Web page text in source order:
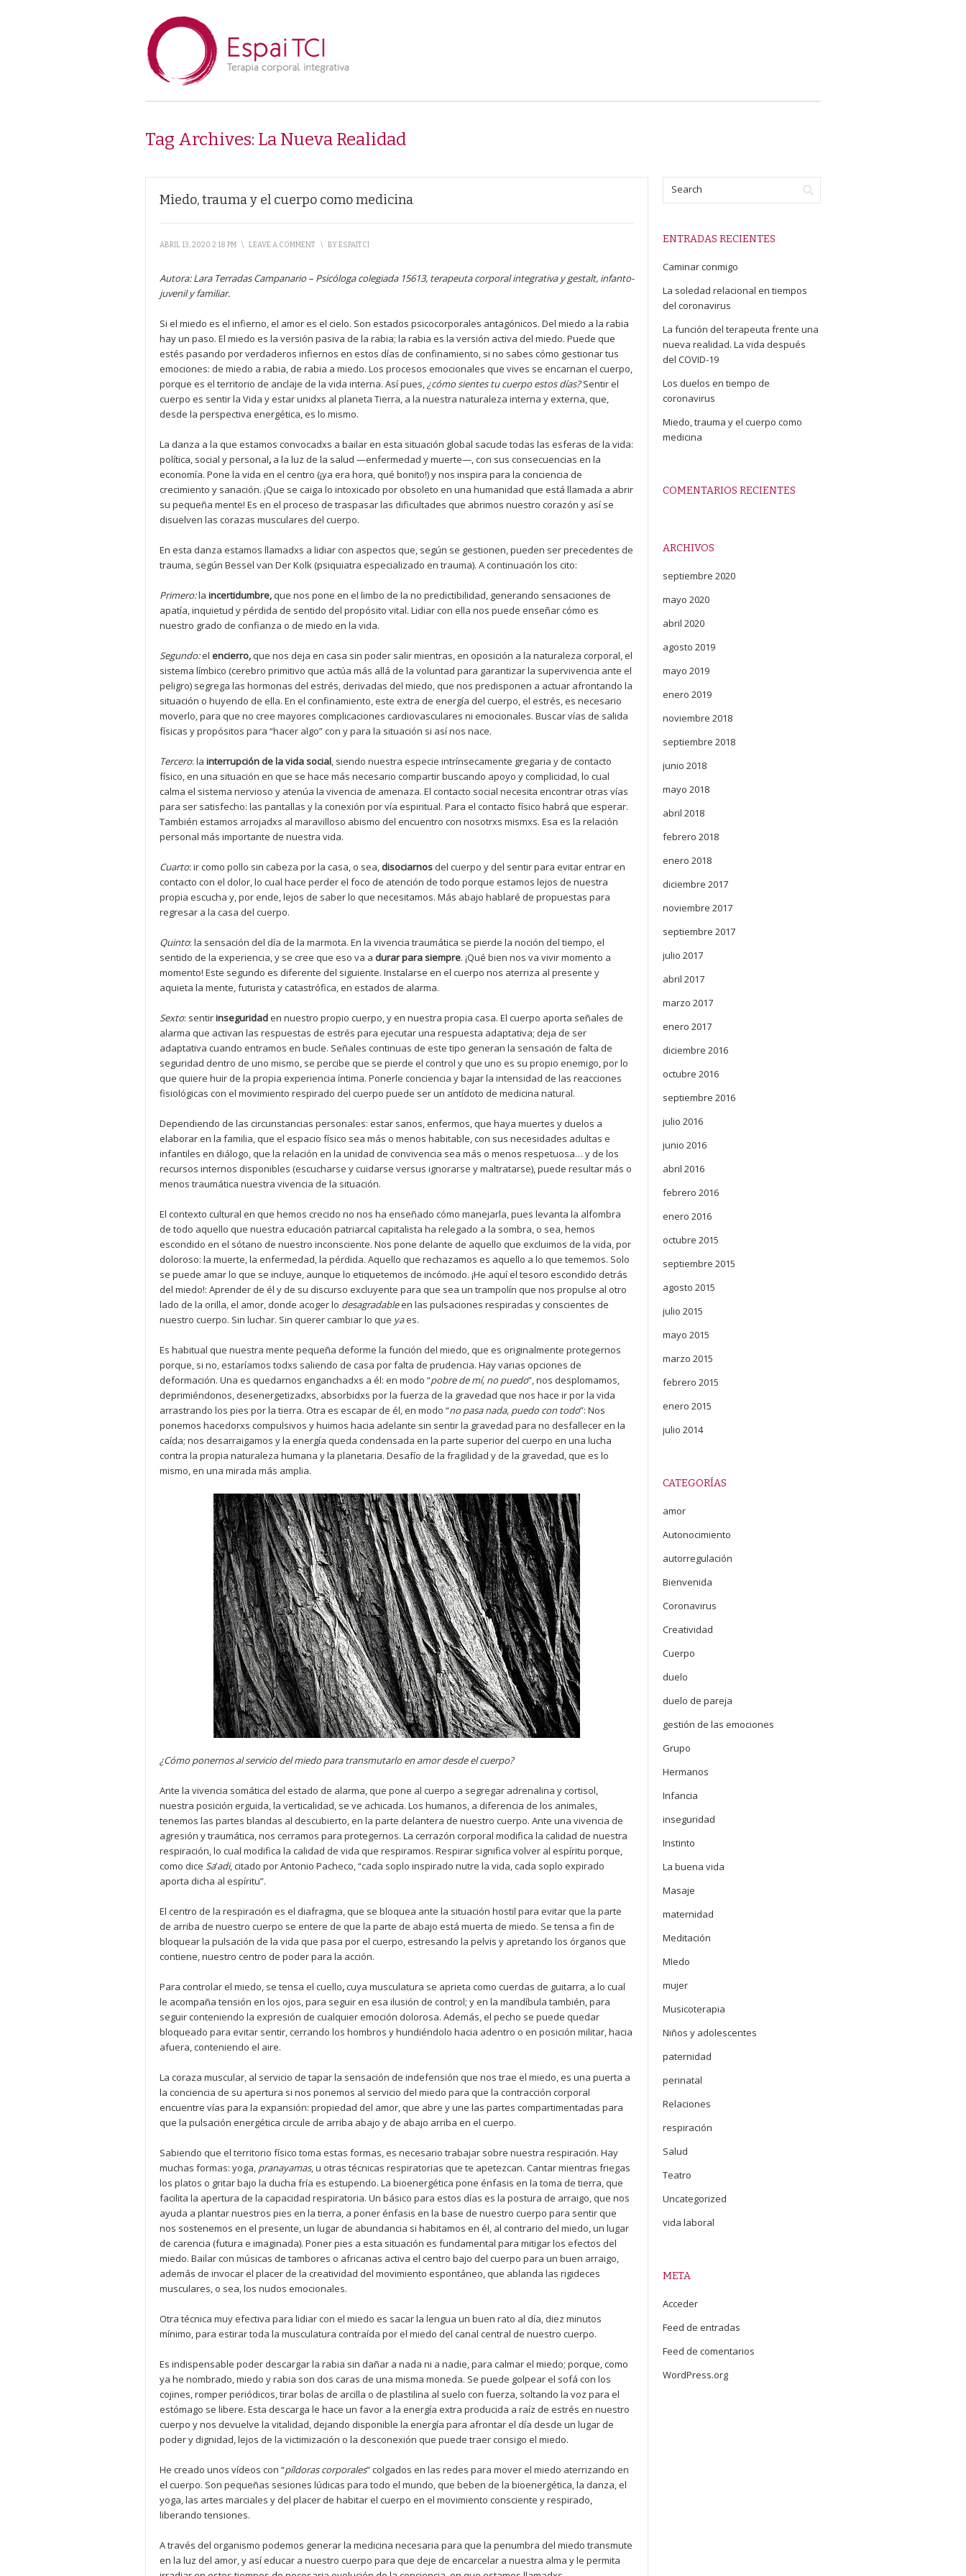
Tag Archives: La Nueva Realidad
Miedo, trauma y el cuerpo como medicina
ABRIL 13, 2020 2:18 PM \ LEAVE A COMMENT \ BYESPAITCI
Autora: Lara Terradas Campanario – Psicóloga colegiada 15613, terapeuta corporal integrativa y gestalt, infanto-
juvenil y familiar.
Si el miedo es el infierno, el amor es el cielo. Son estados psicocorporales antagónicos. Del miedo a la rabia
hay un paso. El miedo es la versión pasiva de la rabia; la rabia es la versión activa del miedo. Puede que
estés pasando por verdaderos infiernos en estos días de confinamiento, si no sabes cómo gestionar tus
emociones: de miedo a rabia, de rabia a miedo. Los procesos emocionales que vives se encarnan el cuerpo,
porque es el territorio de anclaje de la vida interna. Así pues,¿cómo sientes tu cuerpo estos días?Sentir el
cuerpo es sentir la Vida y estar unidxs al planeta Tierra, a la nuestra naturaleza interna y externa, que,
desde la perspectiva energética, es lo mismo.
La danza a la que estamos convocadxs a bailar en esta situación global sacude todas las esferas de la vida:
política, social y personal, a la luz de la salud —enfermedad y muerte—, con sus consecuencias en la
economía. Pone la vida en el centro (¡ya era hora, qué bonito!) y nos inspira para la conciencia de
crecimiento y sanación. ¡Que se caiga lo intoxicado por obsoleto en una humanidad que está llamada a abrir
su pequeña mente! Es en el proceso de traspasar las dificultades que abrimos nuestro corazón y así se
disuelven las corazas musculares del cuerpo.
En esta danza estamos llamadxs a lidiar con aspectos que, según se gestionen, pueden ser precedentes de
trauma, según Bessel van Der Kolk (psiquiatra especializado en trauma). A continuación los cito:
Primero:la incertidumbre,que nos pone en el limbo de la no predictibilidad, generando sensaciones de
apatía, inquietud y pérdida de sentido del propósito vital. Lidiar con ella nos puede enseñar cómo es
nuestro grado de confianza o de miedo en la vida.
Segundo:el encierro,que nos deja en casa sin poder salir mientras, en oposición a la naturaleza corporal, el
sistema límbico (cerebro primitivo que actúa más allá de la voluntad para garantizar la supervivencia ante el
peligro) segrega las hormonas del estrés, derivadas del miedo, que nos predisponen a actuar afrontando la
situación o huyendo de ella. En el confinamiento, este extra de energía del cuerpo, el estrés, es necesario
moverlo, para que no cree mayores complicaciones cardiovasculares ni emocionales. Buscar vías de salida
físicas y propósitos para “hacer algo” con y para la situación si así nos nace.
Tercero: la interrupción de lavida social, siendo nuestra especie intrínsecamente gregaria y de contacto
físico, en una situación en que se hace más necesario compartir buscando apoyo y complicidad, lo cual
calma el sistema nervioso y atenúa la vivencia de amenaza. El contacto social necesita encontrar otras vías
para ser satisfecho: las pantallas y la conexión por vía espiritual. Para el contacto físico habrá que esperar.
También estamos arrojadxs al maravilloso abismo del encuentro con nosotrxs mismxs. Esa es la relación
personal más importante de nuestra vida.
Cuarto: ir como pollo sin cabeza por la casa, o sea, disociarnos del cuerpo y del sentir para evitar entrar en
contacto con el dolor, lo cual hace perder el foco de atención de todo porque estamos lejos de nuestra
propia escucha y, por ende, lejos de saber lo que necesitamos. Más abajo hablaré de propuestas para
regresar a la casa del cuerpo.
Quinto: la sensación del día de la marmota. En la vivencia traumática se pierde la noción del tiempo, el
sentido de la experiencia, y se cree que eso va a durar para siempre. ¡Qué bien nos va vivir momento a
momento! Este segundo es diferente del siguiente. Instalarse en el cuerpo nos aterriza al presente y
aquieta la mente, futurista y catastrófica, en estados de alarma.
Sexto: sentirinseguridaden nuestro propio cuerpo, y en nuestra propia casa. El cuerpo aporta señales de
alarma que activan las respuestas de estrés para ejecutar una respuesta adaptativa; deja de ser
adaptativa cuando entramos en bucle. Señales continuas de este tipo generan la sensación de falta de
seguridad dentro de uno mismo, se percibe que se pierde el control y que uno es su propio enemigo, por lo
que quiere huir de la propia experiencia íntima. Ponerle conciencia y bajar la intensidad de las reacciones
fisiológicas con el movimiento respirado del cuerpo puede ser un antídoto de medicina natural.
Dependiendo de las circunstancias personales: estar sanos, enfermos, que haya muertes y duelos a
elaborar en la familia, que el espacio físico sea más o menos habitable, con sus necesidades adultas e
infantiles en diálogo, que la relación en la unidad de convivencia sea más o menos respetuosa… y de los
recursos internos disponibles (escucharse y cuidarse versus ignorarse y maltratarse), puede resultar más o
menos traumática nuestra vivencia de la situación.
El contexto cultural en que hemos crecido no nos ha enseñado cómo manejarla, pues levanta la alfombra
de todo aquello que nuestra educación patriarcal capitalista ha relegado a la sombra, o sea, hemos
escondido en el sótano de nuestro inconsciente. Nos pone delante de aquello que excluimos de la vida, por
doloroso: la muerte, la enfermedad, la pérdida. Aquello que rechazamos es aquello a lo que tememos. Solo
se puede amar lo que se incluye, aunque lo etiquetemos de incómodo. ¡He aquí el tesoro escondido detrás
del miedo!: Aprender de él y de su discurso excluyente para que sea un trampolín que nos propulse al otro
lado de la orilla, el amor, donde acoger lo desagradableen las pulsaciones respiradas y conscientes de
nuestro cuerpo. Sin luchar. Sin querer cambiar lo que yaes.
Es habitual que nuestra mente pequeña deforme la función del miedo, que es originalmente protegernos
porque, si no, estaríamos todxs saliendo de casa por falta de prudencia. Hay varias opciones de
deformación. Una es quedarnos enganchadxs a él: en modo “pobre de mí, no puedo”, nos desplomamos,
deprimiéndonos, desenergetizadxs, absorbidxs por la fuerza de la gravedad que nos hace ir por la vida
arrastrando los pies por la tierra. Otra es escapar de él, en modo “no pasa nada, puedo con todo”: Nos
ponemos hacedorxs compulsivos y huimos hacia adelante sin sentir la gravedad para no desfallecer en la
caída; nos desarraigamos y la energía queda condensada en la parte superior del cuerpo en una lucha
contra la propia naturaleza humana y la planetaria. Desafío de la fragilidad y de la gravedad, que es lo
mismo, en una mirada más amplia.
¿Cómo ponernos al servicio del miedo para transmutarlo en amor desde el cuerpo?
Ante la vivencia somática del estado de alarma, que pone al cuerpo a segregar adrenalina y cortisol,
nuestra posición erguida, la verticalidad, se ve achicada. Los humanos, a diferencia de los animales,
tenemos las partes blandas al descubierto, en la parte delantera de nuestro cuerpo. Ante una vivencia de
agresión y traumática, nos cerramos para protegernos. La cerrazón corporal modifica la calidad de nuestra
respiración, lo cual modifica la calidad de vida que respiramos. Respirar significa volver al espíritu porque,
como dice Sa’adi, citado por Antonio Pacheco, “cada soplo inspirado nutre la vida, cada soplo expirado
aporta dicha al espíritu”.
El centro de la respiración es el diafragma, que se bloquea ante la situación hostil para evitar que la parte
de arriba de nuestro cuerpo se entere de que la parte de abajo está muerta de miedo. Se tensa a fin de
bloquear la pulsación de la vida que pasa por el cuerpo, estresando la pelvis y apretando los órganos que
contiene, nuestro centro de poder para la acción.
Para controlar el miedo, se tensa el cuello,cuya musculatura se aprieta como cuerdas de guitarra, a lo cual
le acompaña tensión en los ojos, para seguir en esa ilusión de control; y en la mandíbula también, para
seguir conteniendo la expresión de cualquier emoción dolorosa. Además, el pecho se puede quedar
bloqueado para evitar sentir, cerrando los hombros y hundiéndolo hacia adentro o en posición militar, hacia
afuera, conteniendo el aire.
La coraza muscular, al servicio de tapar la sensación de indefensión que nos trae el miedo, es una puerta a
la conciencia de su apertura si nos ponemos al servicio del miedo para que la contracción corporal
encuentre vías para la expansión: propiedad del amor, que abre y une las partes compartimentadas para
que la pulsación energética circule de arriba abajo y de abajo arriba en el cuerpo.
Sabiendo que el territorio físico toma estas formas, es necesario trabajar sobre nuestra respiración. Hay
muchas formas: yoga, pranayamas, u otras técnicas respiratorias que te apetezcan. Cantar mientras friegas
los platos o gritar bajo la ducha fría es estupendo. La bioenergética pone énfasis en la toma de tierra, que
facilita la apertura de la capacidad respiratoria. Un básico para estos días es la postura de arraigo, que nos
ayuda a plantar nuestros pies en la tierra, a poner énfasis en la base de nuestro cuerpo para sentir que
nos sostenemos en el presente, un lugar de abundancia si habitamos en él, al contrario del miedo, un lugar
de carencia (futura e imaginada). Poner pies a esta situación es fundamental para mitigar los efectos del
miedo. Bailar con músicas de tambores o africanas activa el centro bajo del cuerpo para un buen arraigo,
además de invocar el placer de la creatividad del movimiento espontáneo, que ablanda las rigideces
musculares, o sea, los nudos emocionales.
Otra técnica muy efectiva para lidiar con el miedo es sacar la lengua un buen rato al día, diez minutos
mínimo, para estirar toda la musculatura contraída por el miedo del canal central de nuestro cuerpo.
Es indispensable poder descargar la rabia sin dañar a nada ni a nadie, para calmar el miedo; porque, como
ya he nombrado, miedo y rabia son dos caras de una misma moneda. Se puede golpear el sofá con los
cojines, romper periódicos, tirar bolas de arcilla o de plastilina al suelo con fuerza, soltando la voz para el
estómago se libere. Esta descarga le hace un favor a la energía extra producida a raíz de estrés en nuestro
cuerpo y nos devuelve la vitalidad, dejando disponible la energía para afrontar el día desde un lugar de
poder y dignidad, lejos de la victimización o la desconexión que puede traer consigo el miedo.
He creado unos vídeos con “píldoras corporales” colgados en las redes para mover el miedo aterrizando en
el cuerpo. Son pequeñas sesiones lúdicas para todo el mundo, que beben de la bioenergética, la danza, el
yoga, las artes marciales y del placer de habitar el cuerpo en el movimiento consciente y respirado,
liberando tensiones.
A través del organismo podemos generar la medicina necesaria para que la penumbra del miedo transmute
en la luz del amor, y así educar a nuestro cuerpo para que deje de encarcelar a nuestra alma y le permita
ENTRADAS RECIENTES
Caminar conmigo
La soledad relacional en tiempos
del coronavirus
La función del terapeuta frente una
nueva realidad. La vida después
del COVID-19
Los duelos en tiempo de
coronavirus
Miedo, trauma y el cuerpo como
medicina
COMENTARIOS RECIENTES
ARCHIVOS
septiembre 2020
mayo 2020
abril 2020
agosto 2019
mayo 2019
enero 2019
noviembre 2018
septiembre 2018
junio 2018
mayo 2018
abril 2018
febrero 2018
enero 2018
diciembre 2017
noviembre 2017
septiembre 2017
julio 2017
abril 2017
marzo 2017
enero 2017
diciembre 2016
octubre 2016
septiembre 2016
julio 2016
junio 2016
abril 2016
febrero 2016
enero 2016
octubre 2015
septiembre 2015
agosto 2015
julio 2015
mayo 2015
marzo 2015
febrero 2015
enero 2015
julio 2014
CATEGORÍAS
amor
Autonocimiento
autorregulación
Bienvenida
Coronavirus
Creatividad
Cuerpo
duelo
duelo de pareja
gestión de las emociones
Grupo
Hermanos
Infancia
inseguridad
Instinto
La buena vida
Masaje
maternidad
Meditación
MIedo
mujer
Musicoterapia
Niños y adolescentes
paternidad
perinatal
Relaciones
respiración
Salud
Teatro
Uncategorized
vida laboral
META
Acceder
Feed de entradas
Feed de comentarios
WordPress.org